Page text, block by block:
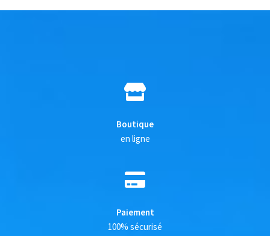
Boutique
en ligne
Paiement
100% sécurisé